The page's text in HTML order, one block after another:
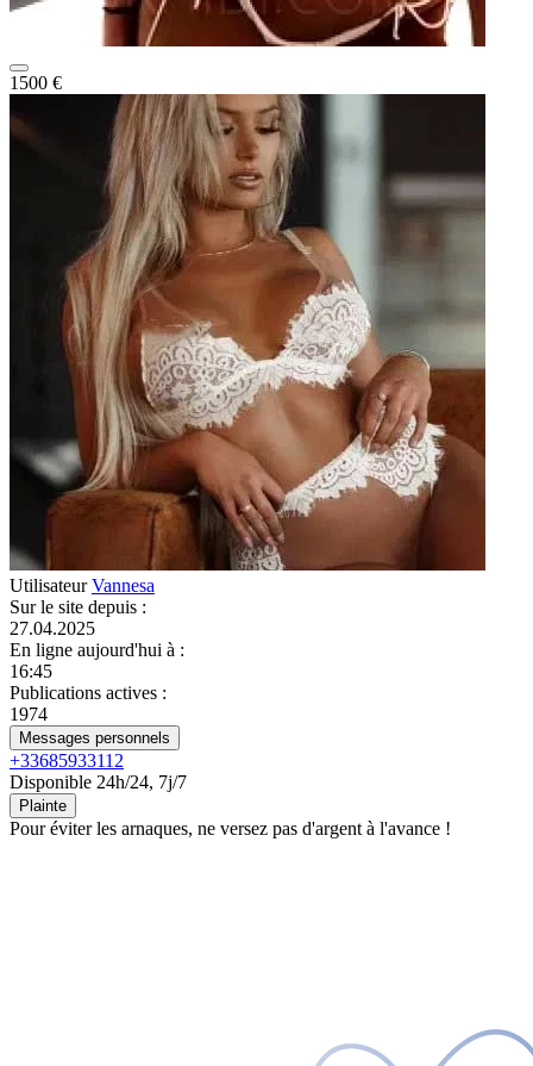
1500 €
UtilisateurVannesa
Sur le site depuis :
27.04.2025
En ligne aujourd'hui à :
16:45
Publications actives :
1974
Messages personnels
+33685933112
Disponible 24h/24, 7j/7
Plainte
Pour éviter les arnaques, ne versez pas d'argent à l'avance !